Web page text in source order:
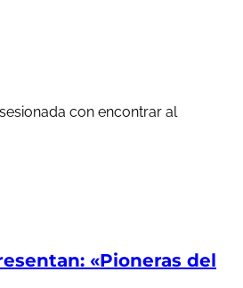
con encontrar al
«Pioneras del